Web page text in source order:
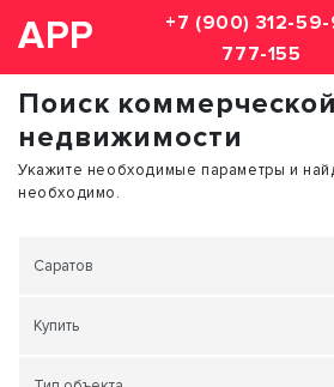
АРР
+7 (900) 312-
777-155
Поиск коммерческой
недвижимости
Укажите необходимые параметры и
необходимо.
Саратов
Купить